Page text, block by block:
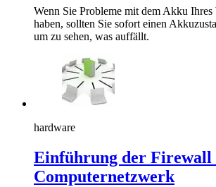
Wenn Sie Probleme mit dem Akku
haben, sollten Sie sofort einen
um zu sehen, was auffällt.
hardware
Einführung der Firewall
Computernetzwerk